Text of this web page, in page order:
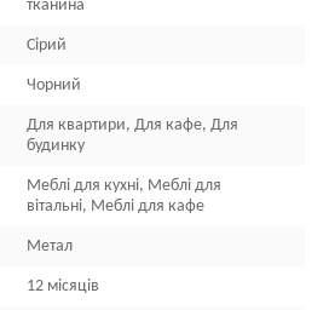
тканина
Сірий
Чорний
Для квартири, Для кафе, Для
будинку
Меблі для кухні, Меблі для
вітальні, Меблі для кафе
Метал
12 місяців